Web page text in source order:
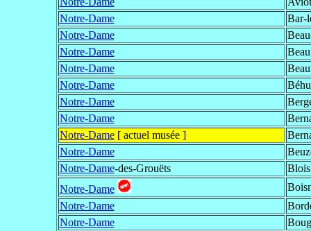
Notre-Dame
Bar-
Notre-Dame
Notre-Dame
Notre-Dame
Notre-Dame
Notre-Dame
Notre-Dame
Notre-Dame[ actuel musée ]
Notre-Dame
Notre-Dame-des-Grouëts
Notre-Dame
Notre-Dame
Notre-Dame